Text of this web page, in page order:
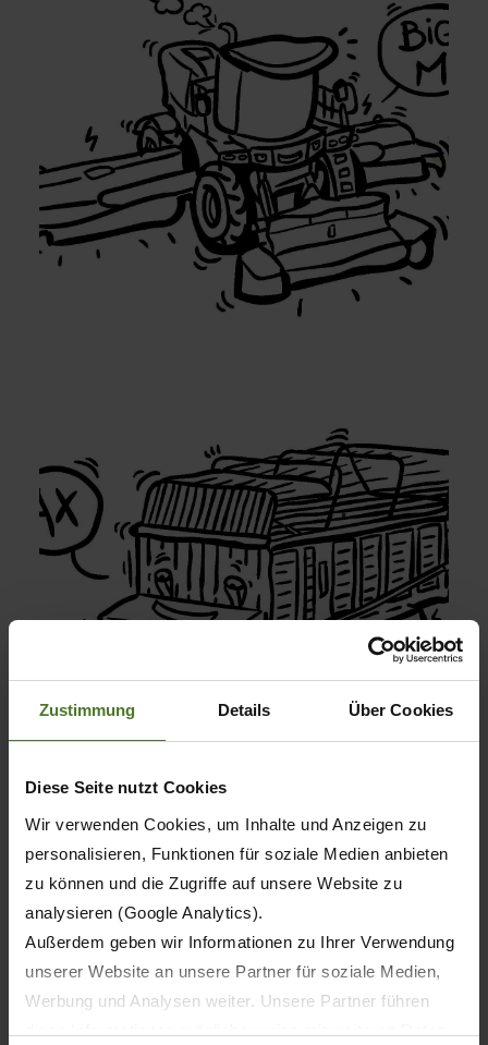
Zustimmung Details Über Cookies
Diese Seite nutzt Cookies
Wir verwenden Cookies, um Inhalte und Anzeigen zu
personalisieren, Funktionen für soziale Medien anbieten
zu können und die Zugriffe auf unsere Website zu
analysieren (Google Analytics).
Außerdem geben wir Informationen zu Ihrer Verwendung
unserer Website an unsere Partner für soziale Medien,
Werbung und Analysen weiter. Unsere Partner führen
Puzzles fun
Find your way out of the corn maze or solve
tricky puzzles.